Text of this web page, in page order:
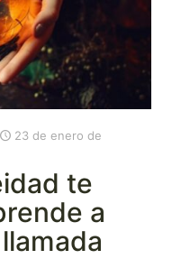
23 de enero de
te
a